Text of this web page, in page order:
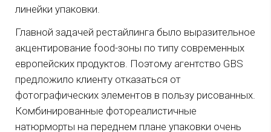
линейки упаковки.
Главной задачей рестайлинга было выразительное
акцентирование food-зоны по типу современных
европейских продуктов. Поэтому агентство GBS
предложило клиенту отказаться от
фотографических элементов в пользу рисованных.
Комбинированные фотореалистичные
натюрморты на переднем плане упаковки очень